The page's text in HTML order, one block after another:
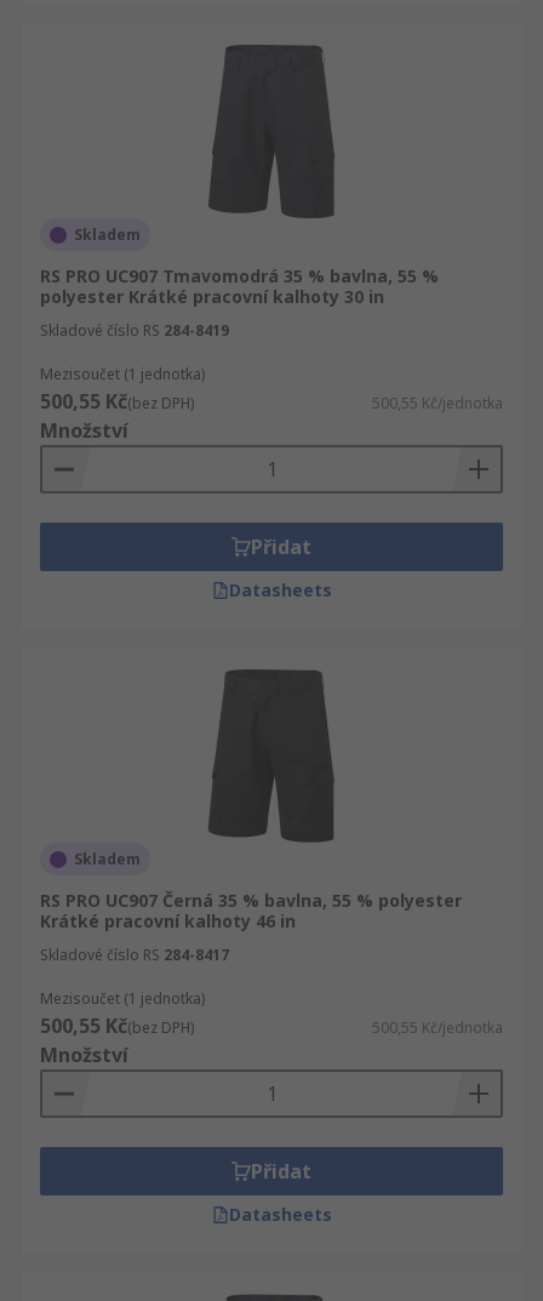
Skladem
RS PRO UC907 Tmavomodrá 35 % bavlna, 55 %
polyester Krátké pracovní kalhoty 30 in
Skladové číslo RS 284-8419
Mezisoučet (1 jednotka)
500,55 Kč(bez DPH) 500,55 Kč/jednotka
Množství
Přidat
Datasheets
Skladem
RS PRO UC907 Černá 35 % bavlna, 55 % polyester
Krátké pracovní kalhoty 46 in
Skladové číslo RS 284-8417
Mezisoučet (1 jednotka)
500,55 Kč(bez DPH) 500,55 Kč/jednotka
Množství
Přidat
Datasheets